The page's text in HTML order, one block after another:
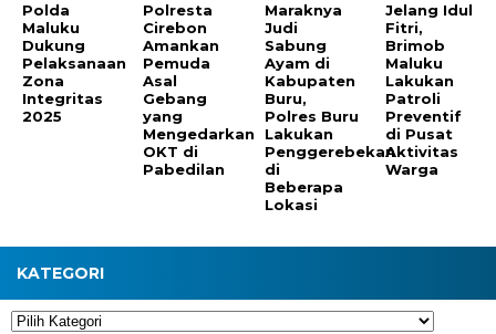
Polda
Maluku
Dukung
Pelaksanaan
Zona
Integritas
2025
Polresta
Cirebon
Amankan
Pemuda
Asal
Gebang
yang
Mengedarkan
OKT di
Pabedilan
Maraknya
Judi
Sabung
Ayam di
Kabupaten
Buru,
Polres Buru
Lakukan
Penggerebekan
di
Beberapa
Lokasi
Jelang Idul
Fitri,
Brimob
Maluku
Lakukan
Patroli
Preventif
di Pusat
Aktivitas
Warga
KATEGORI
Kategori